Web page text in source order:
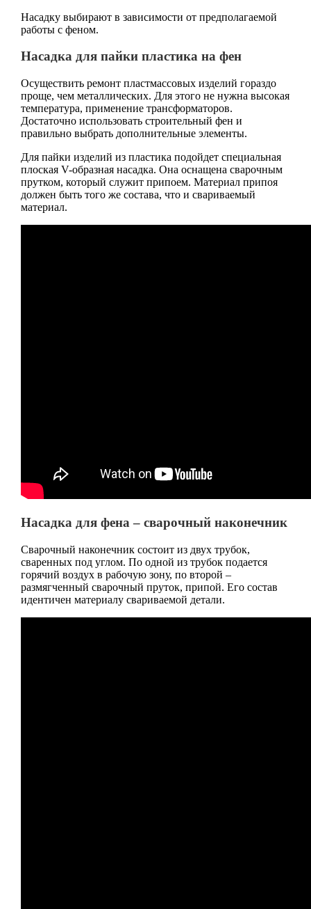
Насадку выбирают в зависимости от предполагаемой
работы с феном.
Насадка для пайки пластика на фен
Осуществить ремонт пластмассовых изделий гораздо
проще, чем металлических. Для этого не нужна высокая
температура, применение трансформаторов.
Достаточно использовать строительный фен и
правильно выбрать дополнительные элементы.
Для пайки изделий из пластика подойдет специальная
плоская V-образная насадка. Она оснащена сварочным
прутком, который служит припоем. Материал припоя
должен быть того же состава, что и свариваемый
материал.
Насадка для фена – сварочный наконечник
Сварочный наконечник состоит из двух трубок,
сваренных под углом. По одной из трубок подается
горячий воздух в рабочую зону, по второй –
размягченный сварочный пруток, припой. Его состав
идентичен материалу свариваемой детали.